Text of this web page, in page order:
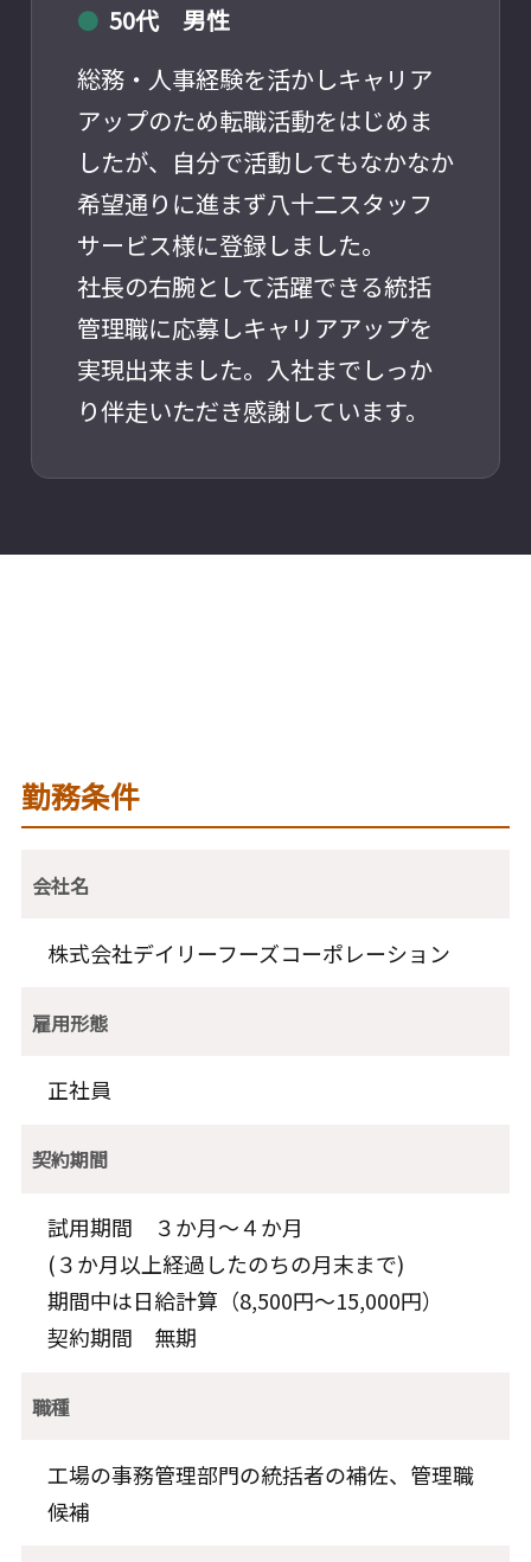
● 50代 男性
総務・人事経験を活かしキャリア
アップのため転職活動をはじめま
したが、自分で活動してもなかなか
希望通りに進まず八十二スタッフ
サービス様に登録しました。
社長の右腕として活躍できる統括
管理職に応募しキャリアアップを
実現出来ました。入社までしっか
り伴走いただき感謝しています。
勤務条件
会社名
株式会社デイリーフーズコーポレーション
雇用形態
正社員
契約期間
試用期間 ３か月～４か月
(３か月以上経過したのちの月末まで)
期間中は日給計算（8,500円～15,000円）
契約期間 無期
職種
工場の事務管理部門の統括者の補佐、管理職
候補